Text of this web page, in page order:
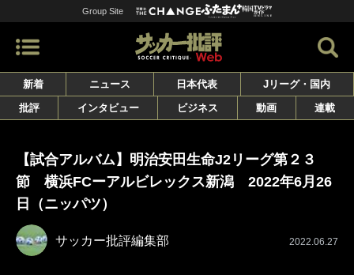
Group Site
新着 ニュース 日本代表
Jリーグ・国内
批評
インタビュー ビジネス 動画 連載
【試合アルバム】明治安田生命J2リーグ第２３
節 横浜FCーアルビレックス新潟 2022年6月26
日（ニッパツ）
サッカー批評編集部 2022.06.27